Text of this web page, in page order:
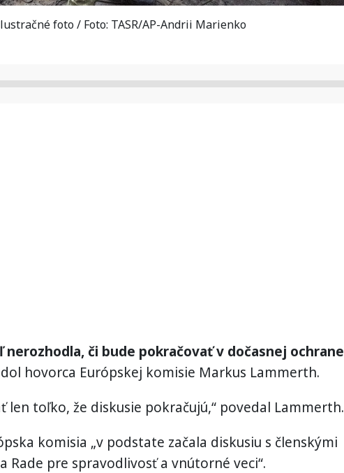
foto / Foto: TASR/AP-Andrii Marienko
nerozhodla, či bude pokračovať v dočasnej ochrane
hovorca Európskej komisie Markus Lammerth.
len toľko, že diskusie pokračujú,“ povedal Lammerth.
komisia „v podstate začala diskusiu s členskými
Rade pre spravodlivosť a vnútorné veci“.